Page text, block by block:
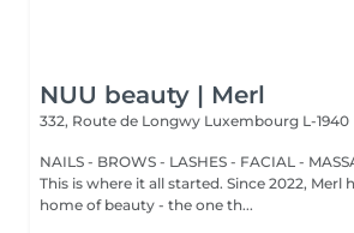
NUU beauty | Merl
332, Route de Longwy Luxembourg L-1940
NAILS - BROWS - LASHES - FACIAL -
This is where it all started. Since 2022, Merl
home of beauty - the one th...